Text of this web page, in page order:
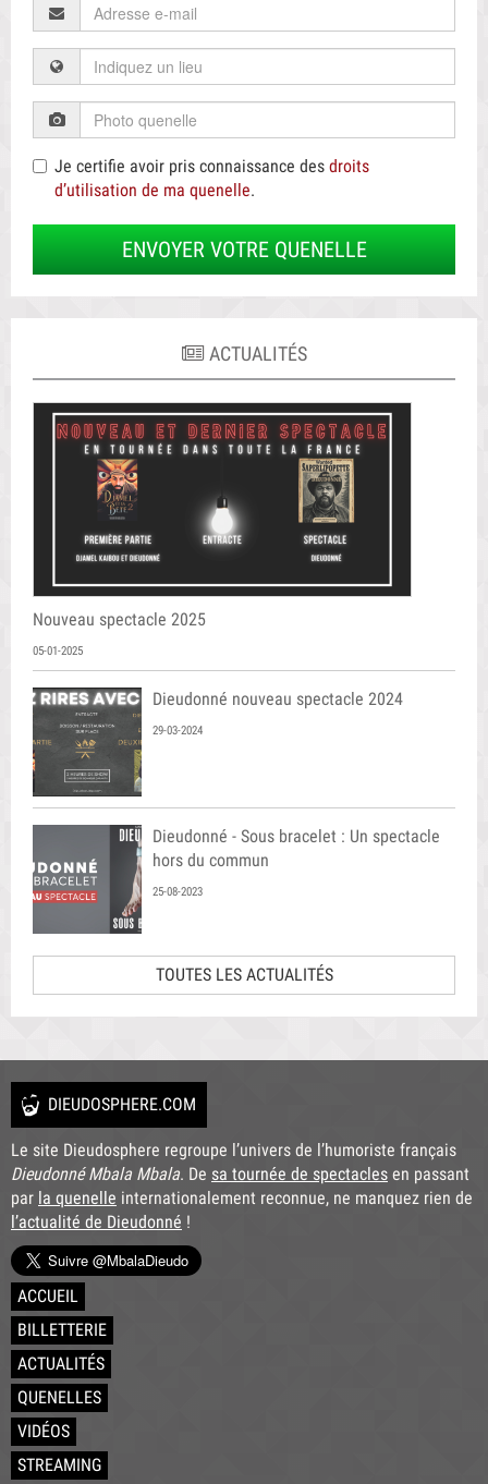
Je certifie avoir pris connaissance des droits
d’utilisation de ma quenelle.
ENVOYER VOTRE QUENELLE
ACTUALITÉS
Nouveau spectacle 2025
05-01-2025
Dieudonné nouveau spectacle 2024
29-03-2024
Dieudonné - Sous bracelet : Un spectacle
hors du commun
25-08-2023
TOUTES LES ACTUALITÉS
DIEUDOSPHERE.COM
Le site Dieudosphere regroupe l’univers de l’humoriste français
Dieudonné Mbala Mbala. De sa tournée de spectacles en passant
par la quenelle internationalement reconnue, ne manquez rien de
l’actualité de Dieudonné !
ACCUEIL
BILLETTERIE
ACTUALITÉS
QUENELLES
VIDÉOS
STREAMING